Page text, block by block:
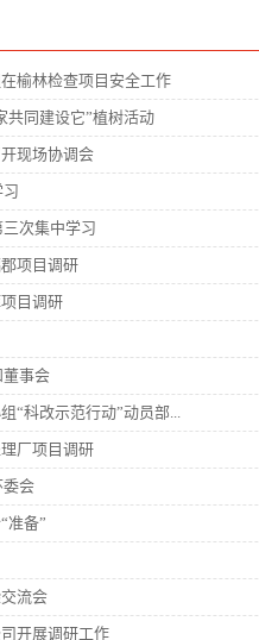
榆林检查项目安全工作
共同建设它”植树活动
现场协调会
次集中学习
项目调研
目调研
事会
“科改示范行动”动员部...
厂项目调研
委会
准备”
流会
开展调研工作